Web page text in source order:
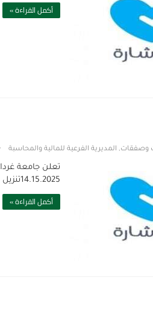
أكمل القراءة »
وصفقات, المديرية الفرعية للمالية والمحاسبة
تعلن جامعة
14.15.2025تنزيل
أكمل القراءة »